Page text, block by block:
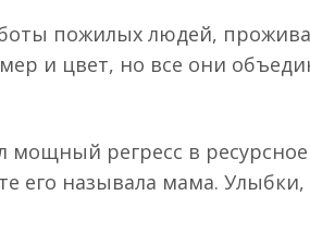
пожилых людей,
и цвет, но все они
регресс в
его называла мама.